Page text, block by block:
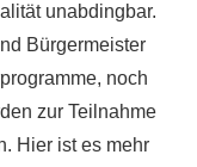
unabdingbar.
Bürgermeister
noch
zur Teilnahme
Hier ist es mehr